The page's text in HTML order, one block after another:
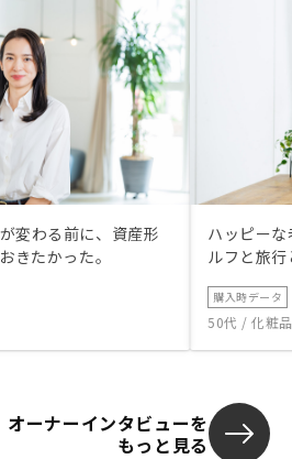
変わる前に、資産形
きたかった。
ハッピー
ルフと旅
購入時データ
50代 / 化粧
オーナーインタビューを
もっと見る